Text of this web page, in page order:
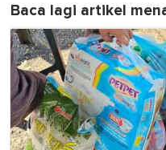
Baca lagi artikel